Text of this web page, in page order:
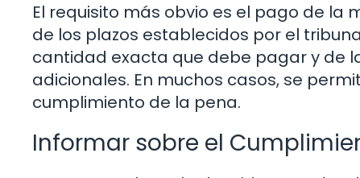
El requisito más obvio es el pago de la
de los plazos establecidos por el
cantidad exacta que debe pagar y de
adicionales. En muchos casos, se
cumplimiento de la pena.
Informar sobre el